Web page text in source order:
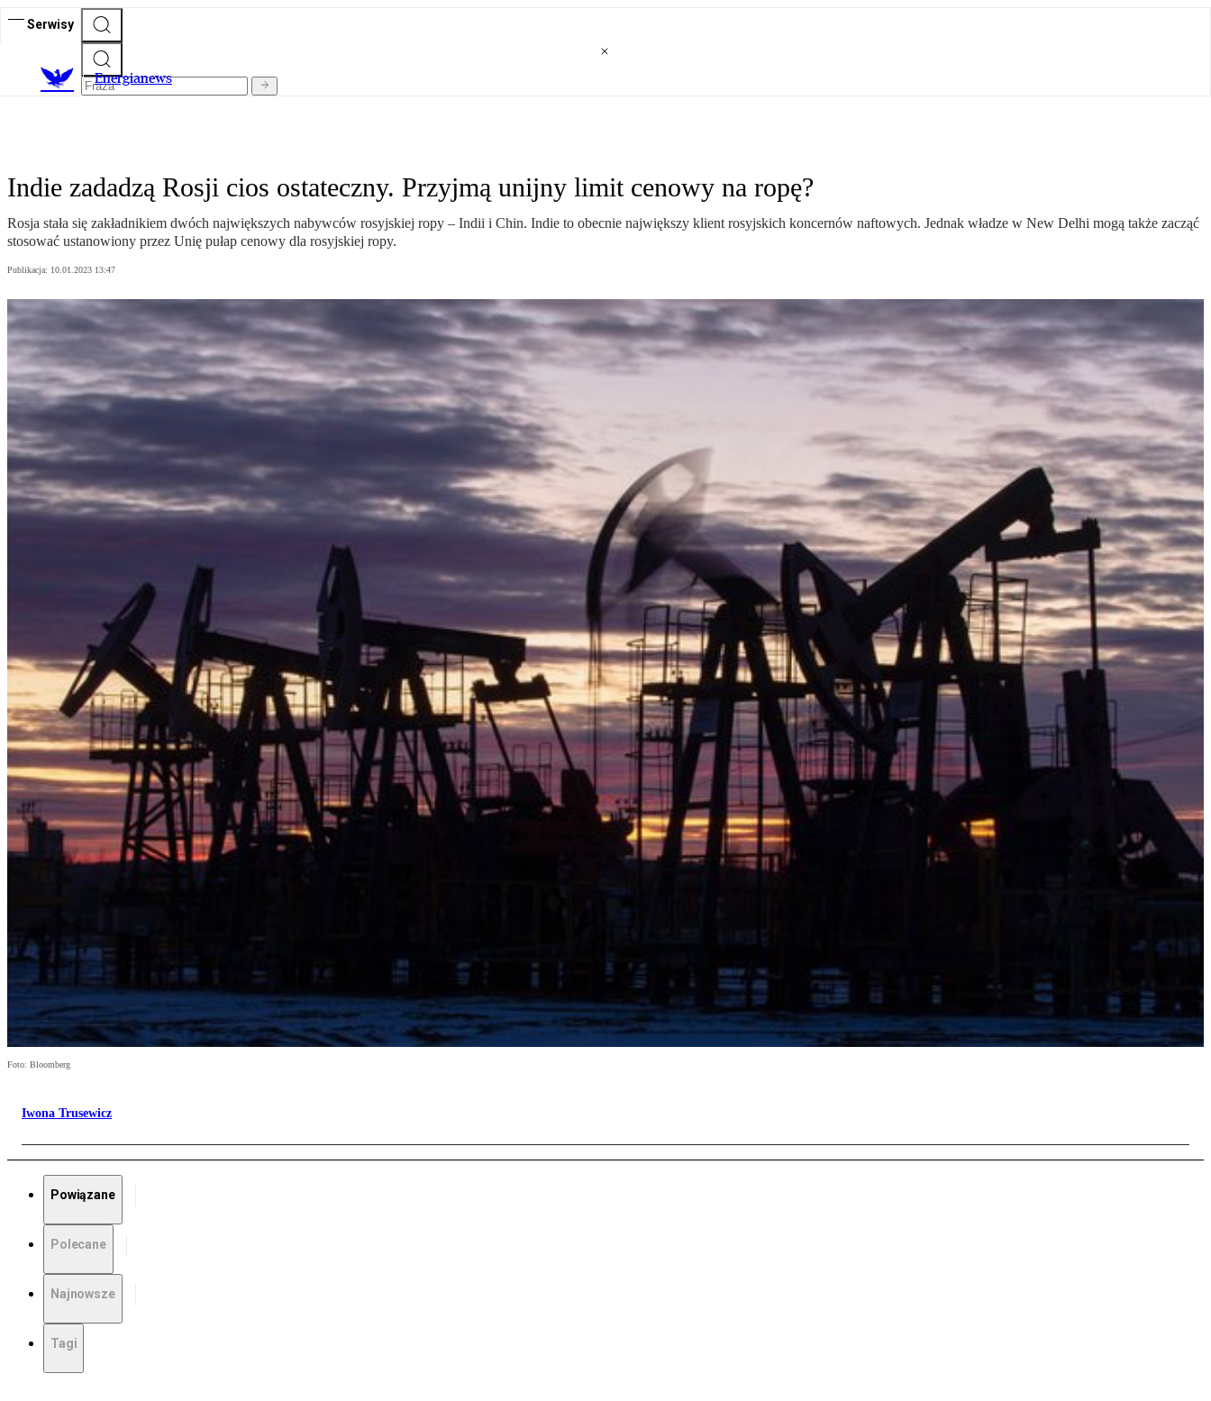
Serwisy
Energianews
Indie zadadzą Rosji cios ostateczny. Przyjmą unijny limit cenowy na ropę?
Rosja stała się zakładnikiem dwóch największych nabywców rosyjskiej ropy – Indii i Chin. Indie to obecnie największy klient rosyjskich koncernów naftowych. Jednak władze w New Delhi mogą także zacząć
stosować ustanowiony przez Unię pułap cenowy dla rosyjskiej ropy.
Publikacja: 10.01.2023 13:47
Foto: Bloomberg
Iwona Trusewicz
Powiązane
Polecane
Najnowsze
Tagi